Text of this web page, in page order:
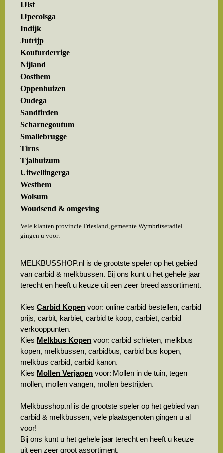
IJlst
IJpecolsga
Indijk
Jutrijp
Koufurderrige
Nijland
Oosthem
Oppenhuizen
Oudega
Sandfirden
Scharnegoutum
Smallebrugge
Tirns
Tjalhuizum
Uitwellingerga
Westhem
Wolsum
Woudsend & omgeving
Vele klanten provincie Friesland, gemeente Wymbritseradiel
gingen u voor:
MELKBUSSHOP.nl is de grootste speler op het gebied
van carbid & melkbussen. Bij ons kunt u het gehele jaar
terecht en heeft u keuze uit een zeer breed assortiment.
KiesCarbid Kopen voor: online carbid bestellen, carbid
prijs, carbit, karbiet, carbid te koop, carbiet, carbid
verkooppunten.
Kies Melkbus Kopen voor: carbid schieten, melkbus
kopen, melkbussen, carbidbus, carbid bus kopen,
melkbus carbid, carbid kanon.
Kies Mollen Verjagen voor: Mollen in de tuin, tegen
mollen, mollen vangen, mollen bestrijden.
Melkbusshop.nl is de grootste speler op het gebied van
carbid & melkbussen, vele plaatsgenoten gingen u al
voor!
Bij ons kunt u het gehele jaar terecht en heeft u keuze
uit een zeer groot assortiment.